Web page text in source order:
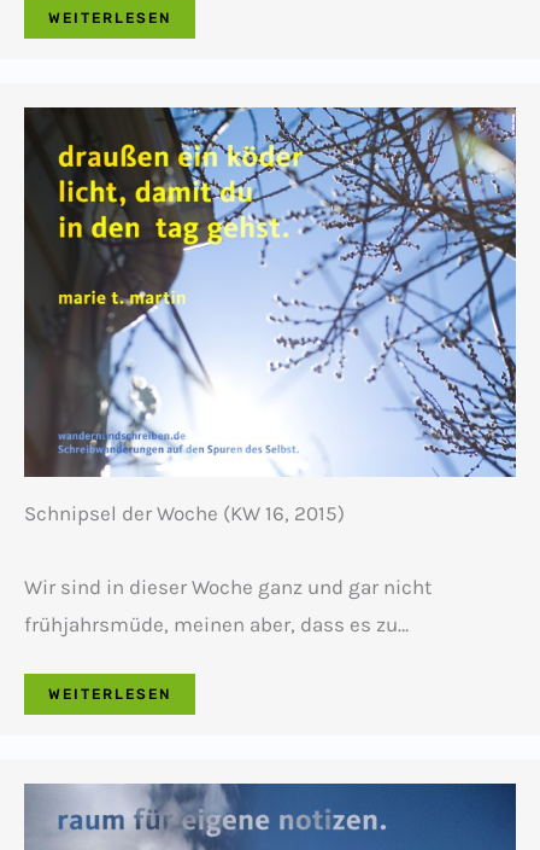
WEITERLESEN
Schnipsel der Woche (KW 16, 2015)
Wir sind in dieser Woche ganz und gar nicht
frühjahrsmüde, meinen aber, dass es zu…
WEITERLESEN